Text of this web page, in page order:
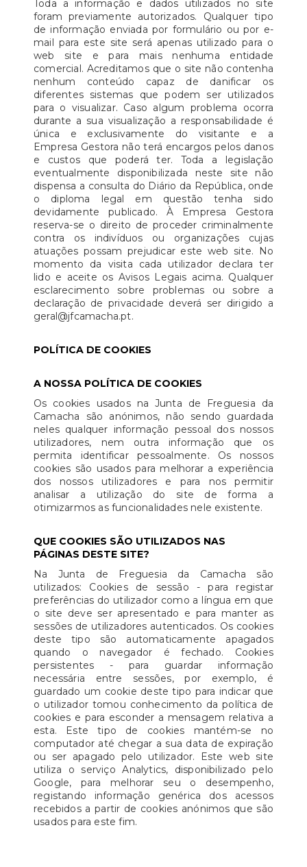
Toda a informação e dados utilizados no site
foram previamente autorizados. Qualquer tipo
de informação enviada por formulário ou por e-
mail para este site será apenas utilizado para o
web site e para mais nenhuma entidade
comercial. Acreditamos que o site não contenha
nenhum conteúdo capaz de danificar os
diferentes sistemas que podem ser utilizados
para o visualizar. Caso algum problema ocorra
durante a sua visualização a responsabilidade é
única e exclusivamente do visitante e a
Empresa Gestora não terá encargos pelos danos
e custos que poderá ter. Toda a legislação
eventualmente disponibilizada neste site não
dispensa a consulta do Diário da República, onde
o diploma legal em questão tenha sido
devidamente publicado. À Empresa Gestora
reserva-se o direito de proceder criminalmente
contra os indivíduos ou organizações cujas
atuações possam prejudicar este web site. No
momento da visita cada utilizador declara ter
lido e aceite os Avisos Legais acima. Qualquer
esclarecimento sobre problemas ou sobre a
declaração de privacidade deverá ser dirigido a
geral@jfcamacha.pt.
POLÍTICA DE COOKIES
A NOSSA POLÍTICA DE COOKIES
Os cookies usados na Junta de Freguesia da
Camacha são anónimos, não sendo guardada
neles qualquer informação pessoal dos nossos
utilizadores, nem outra informação que os
permita identificar pessoalmente. Os nossos
cookies são usados para melhorar a experiência
dos nossos utilizadores e para nos permitir
analisar a utilização do site de forma a
otimizarmos as funcionalidades nele existente.
QUE COOKIES SÃO UTILIZADOS NAS
PÁGINAS DESTE SITE?
Na Junta de Freguesia da Camacha são
utilizados: Cookies de sessão - para registar
preferências do utilizador como a língua em que
o site deve ser apresentado e para manter as
sessões de utilizadores autenticados. Os cookies
deste tipo são automaticamente apagados
quando o navegador é fechado. Cookies
persistentes - para guardar informação
necessária entre sessões, por exemplo, é
guardado um cookie deste tipo para indicar que
o utilizador tomou conhecimento da política de
cookies e para esconder a mensagem relativa a
esta. Este tipo de cookies mantém-se no
computador até chegar a sua data de expiração
ou ser apagado pelo utilizador. Este web site
utiliza o serviço Analytics, disponibilizado pelo
Google, para melhorar seu o desempenho,
registando informação genérica dos acessos
recebidos a partir de cookies anónimos que são
usados para este fim.